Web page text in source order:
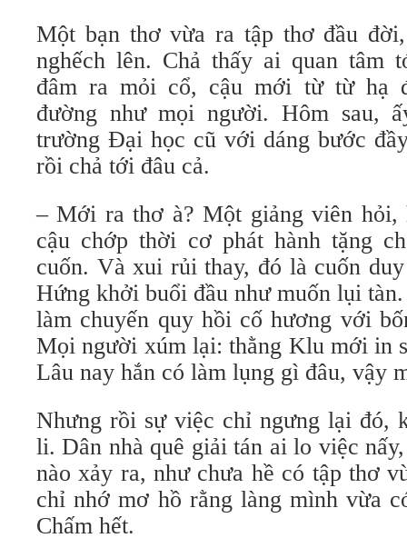
Một bạn thơ vừa ra tập thơ đầu
nghếch lên. Chả thấy ai quan tâm
đâm ra mỏi cổ, cậu mới từ từ hạ
đường như mọi người. Hôm sau,
trường Đại học cũ với dáng bước
rồi chả tới đâu cả.
– Mới ra thơ à? Một giảng viên hỏi,
cậu chớp thời cơ phát hành tặng
cuốn. Và xui rủi thay, đó là cuốn
Hứng khởi buổi đầu như muốn lụi
làm chuyến quy hồi cố hương với
Mọi người xúm lại: thằng Klu mới in
Lâu nay hắn có làm lụng gì đâu, vậy
Nhưng rồi sự việc chỉ ngưng lại đó,
li. Dân nhà quê giải tán ai lo việc
nào xảy ra, như chưa hề có tập thơ
chỉ nhớ mơ hồ rằng làng mình vừa
Chấm hết.